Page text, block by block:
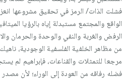
فشلت الذات/ الرمز في تحقيق مشروعها
الواقع والمجتمع مستبدلة إياه بالرؤيا
الرفض والغربة والنفي والوحدة والحرمان
من مظاهر الخلفية الفلسفية الوجودية،
مرجعا للتمثلات والقناعات، فإبراهيم لم
فضله رفاقه من العودة إلى الوراء؛ لأن